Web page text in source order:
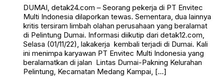
DUMAI, detak24.com – Seorang pekerja di PT Envitec
Multi Indonesia dilaporkan tewas. Sementara, dua lainnya
kritis tersiram limbah olahan perusahaan yang beralamat
di Pelintung Dumai. Informasi diikutip dari detak12.com,
Selasa (01/11/22), lakakerja kembali terjadi di Dumai. Kali
ini menimpa karyawan PT Envitec Multi Indonesia yang
beralamatkan di jalan Lintas Dumai-Pakning Kelurahan
Pelintung, Kecamatan Medang Kampai, […]